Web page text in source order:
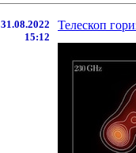
31.08.2022
15:12
Телескоп